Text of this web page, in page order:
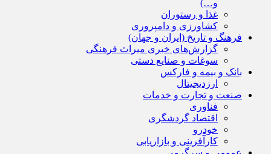
و…)
غذا و رستوران
کشاورزی و دامپروری
فرهنگ و تاریخ (ایران و جهان)
گزارش‌های خبری میراث فرهنگی
سوغات و صنایع دستی
بانک و بیمه و فارکس
ارزدیجیتال
صنعت و تجارت و خدمات
فناوری
اقتصاد گردشگری
خودرو
کارآفرینی و بازاریابی